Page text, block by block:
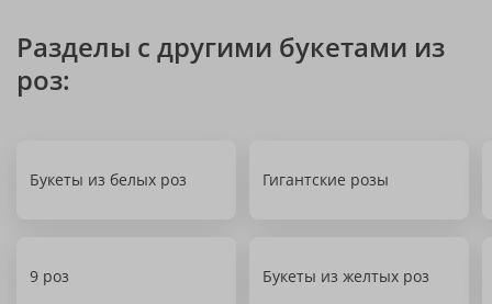
Разделы с другими букетами из
роз:
Букеты из белых роз Гигантские розы
9 роз Букеты из желтых роз